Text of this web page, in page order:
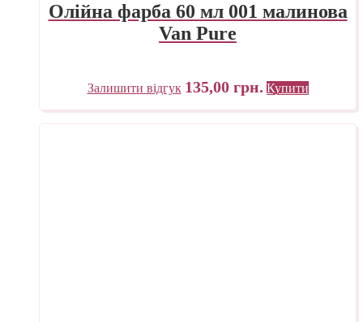
Олійна фарба 60 мл 001 малинова
Van Pure
Залишити відгук 135,00 грн. Купити